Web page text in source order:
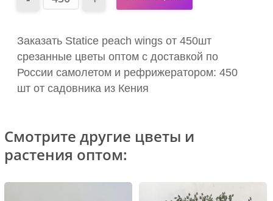
Заказать Statice peach wings от 450шт
срезанные цветы оптом с доставкой по
России самолетом и рефрижератором: 450
шт от садовника из Кения
Смотрите другие цветы и
растения оптом: